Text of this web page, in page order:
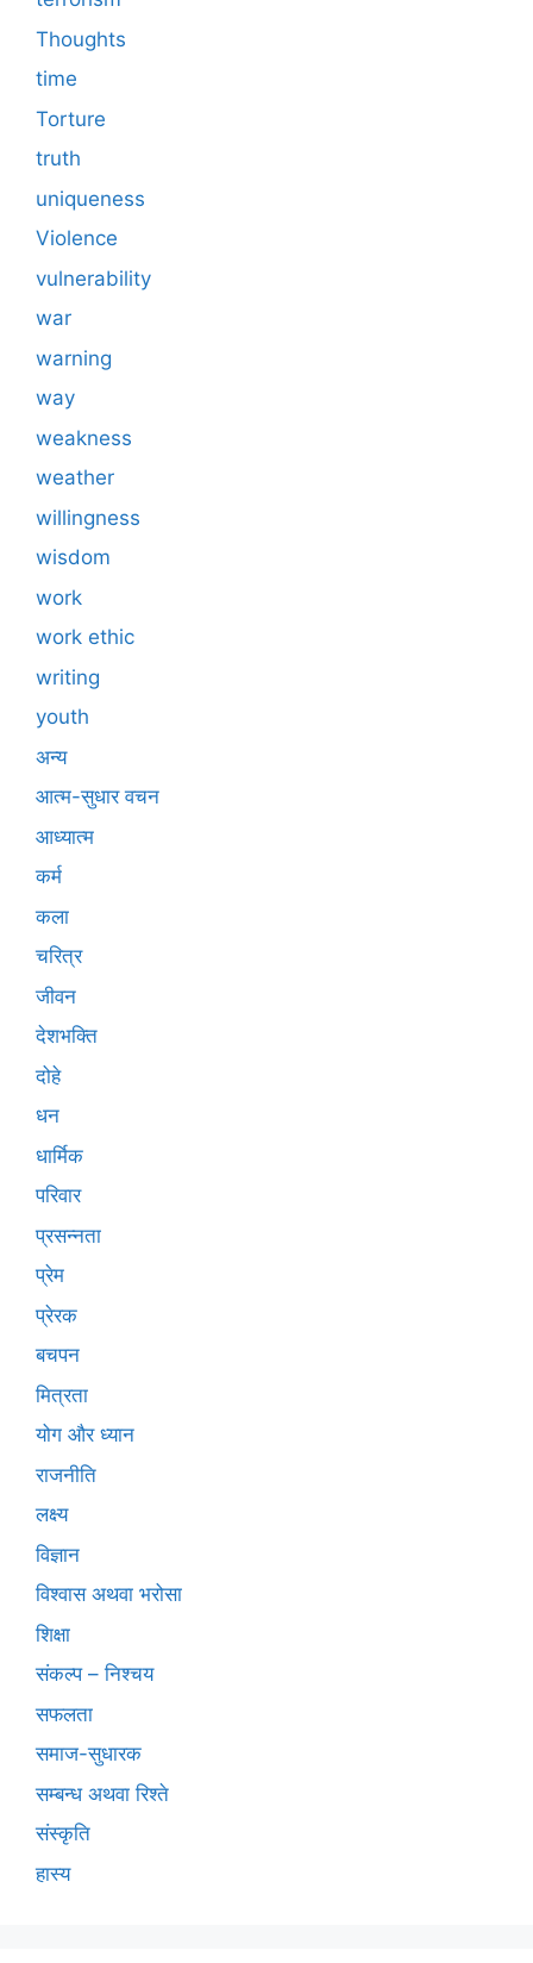
Thoughts
time
Torture
truth
uniqueness
Violence
vulnerability
war
warning
way
weakness
weather
willingness
wisdom
work
work ethic
writing
youth
अन्य
आत्म-सुधार वचन
आध्यात्म
कर्म
कला
चरित्र
जीवन
देशभक्ति
दोहे
धन
धार्मिक
परिवार
प्रसन्नता
प्रेम
प्रेरक
बचपन
मित्रता
योग और ध्यान
राजनीति
लक्ष्य
विज्ञान
विश्वास अथवा भरोसा
शिक्षा
संकल्प – निश्चय
सफलता
समाज-सुधारक
सम्बन्ध अथवा रिश्ते
संस्कृति
हास्य